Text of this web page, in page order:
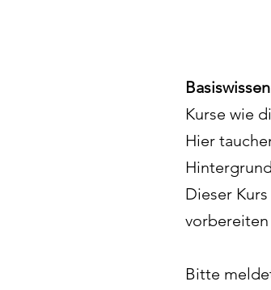
Kurse wie
Hier
Dieser
Bitte